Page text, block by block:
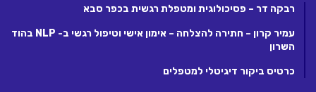
רבקה דר – פסיכולוגית ומטפלת רגשית בכפר סבא
עמיר קרון – חתירה להצלחה – אימון אישי וטיפול רגשי ב- NLP בהוד
השרון
כרטיס ביקור דיגיטלי למטפלים